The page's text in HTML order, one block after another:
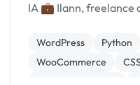
IA 💼 Ilann, freelance depuis plus de 10 ans 💻
Joignable 7j/7
WordPress Python
WooCommerce